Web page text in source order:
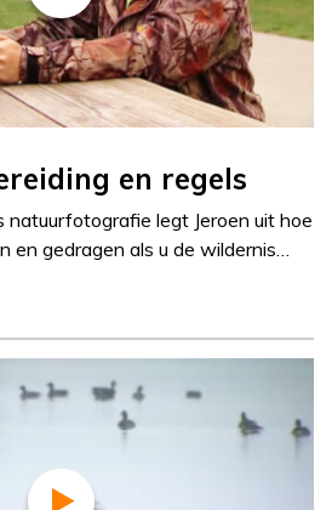
en regels
natuurfotografie legt Jeroen uit hoe
en gedragen als u de wildernis…